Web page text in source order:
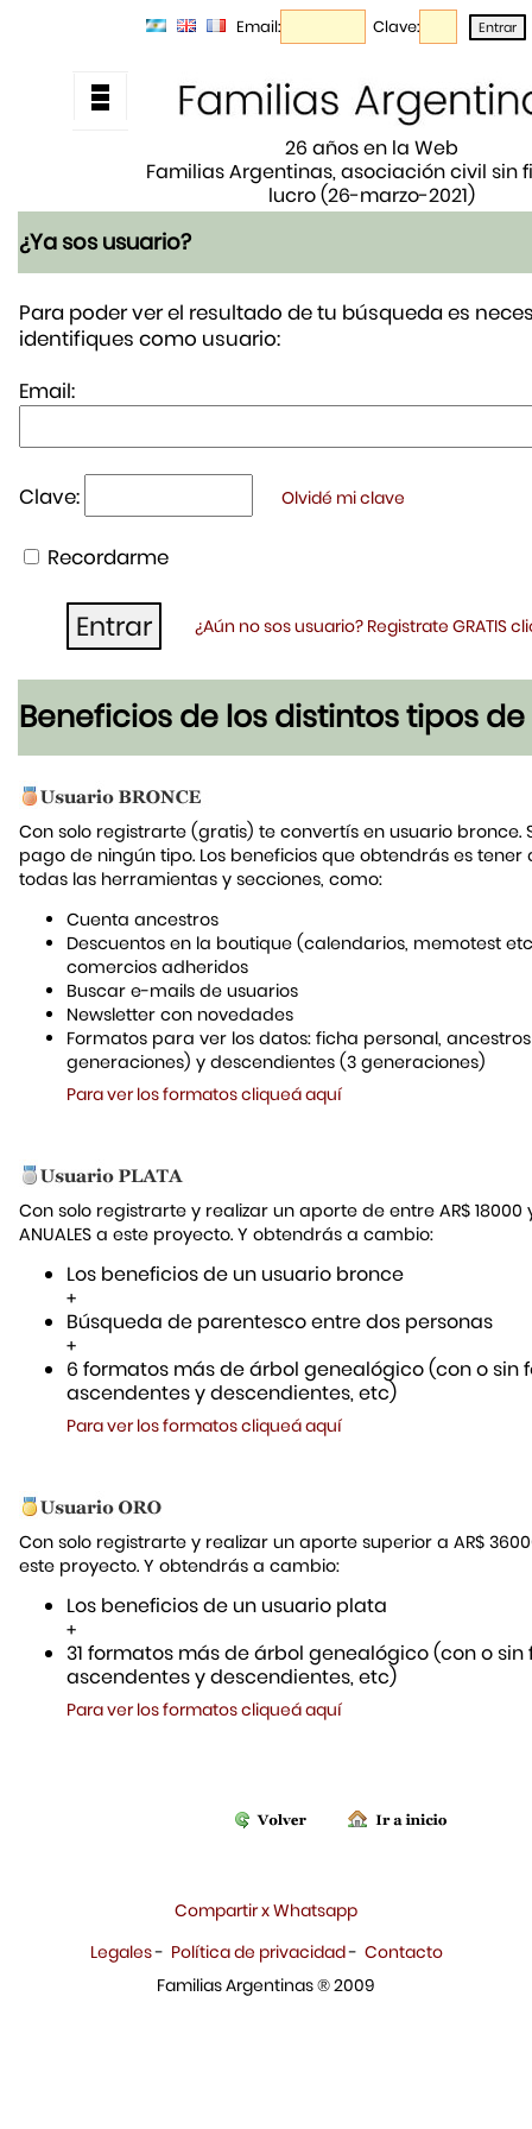
Email: Clave:
26 años en la Web
Familias Argentinas, asociación civil sin
lucro (26-marzo-2021)
¿Ya sos usuario?
Para poder ver el resultado de tu búsqueda es
identifiques como usuario:
Email:
Clave: Olvidé mi clave
Recordarme
¿Aún no sos usuario? Registrate GRATIS
Beneficios de los distintos tipos de
Con solo registrarte (gratis) te convertís en usuario bronce.
pago de ningún tipo. Los beneficios que obtendrás es tener
todas las herramientas y secciones, como:
Cuenta ancestros
Descuentos en la boutique (calendarios, memotest
comercios adheridos
Buscar e-mails de usuarios
Newsletter con novedades
Formatos para ver los datos: ficha personal,
generaciones) y descendientes (3 generaciones)
Para ver los formatos cliqueá aquí
Con solo registrarte y realizar un aporte de entre AR$ 18000
ANUALES a este proyecto. Y obtendrás a cambio:
Los beneficios de un usuario bronce
+
Búsqueda de parentesco entre dos personas
+
6 formatos más de árbol genealógico (con o sin
ascendentes y descendientes, etc)
Para ver los formatos cliqueá aquí
Con solo registrarte y realizar un aporte superior a AR$
este proyecto. Y obtendrás a cambio:
Los beneficios de un usuario plata
+
31 formatos más de árbol genealógico (con o sin
ascendentes y descendientes, etc)
Para ver los formatos cliqueá aquí
Compartir x Whatsapp
Legales- Política de privacidad- Contacto
Familias Argentinas ® 2009